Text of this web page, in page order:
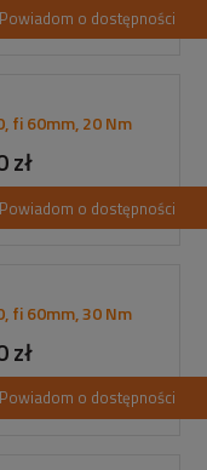
Powiadom o dostępności
fi 60mm, 20 Nm
zł
Powiadom o dostępności
fi 60mm, 30 Nm
zł
Powiadom o dostępności